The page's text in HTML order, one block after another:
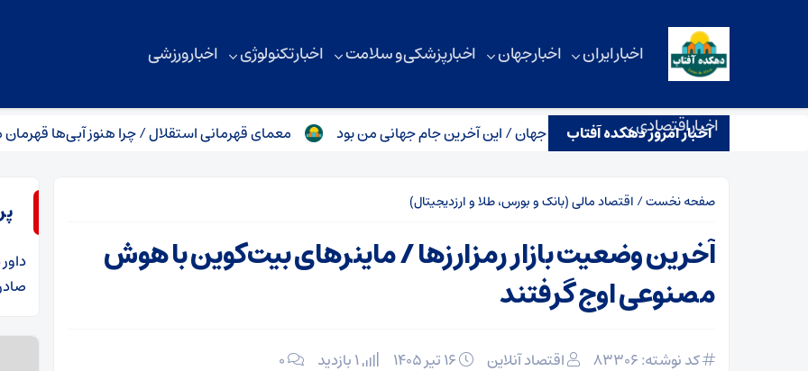
اخبار ایران اخبار جهان اخبار پزشکی و سلامت اخبار تکنولوژی اخبار ورزشی
اخبار اقتصادی
اخبار امروز دهکده آفتاب
رونالدو با بزرگ‌ترین صحنه فوتبال جهان / این آخرین جام جهانی من بود معمای قهرمانی استقلال / چرا هنوز آبی‌ها قهرمان معرفی
صفحه نخست/ اقتصاد مالی (بانک و بورس، طلا و ارزدیجیتال)
آخرین وضعیت بازار رمزارزها / ماینرهای بیت‌کوین با هوش
مصنوعی اوج گرفتند
کد نوشته: 83306 اقتصاد آنلاین ۰
داور